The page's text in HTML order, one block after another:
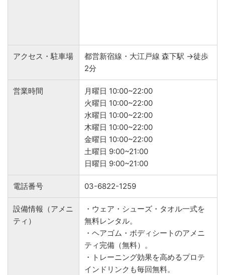
アクセス・駐車場
都営新宿線・大江戸線 森下駅 →徒歩
2分
営業時間
月曜日 10:00~22:00
火曜日 10:00~22:00
水曜日 10:00~22:00
木曜日 10:00~22:00
金曜日 10:00~22:00
土曜日 9:00~21:00
日曜日 9:00~21:00
電話番号 03-6822-1259
設備情報（アメニ
ティ）
・ウェア・シューズ・タオル一式を
無料レンタル。
・ヘアゴム・ボディシートのアメニ
ティ完備（無料）。
・トレーニング効果を高めるプロテ
インドリンクも毎回無料。